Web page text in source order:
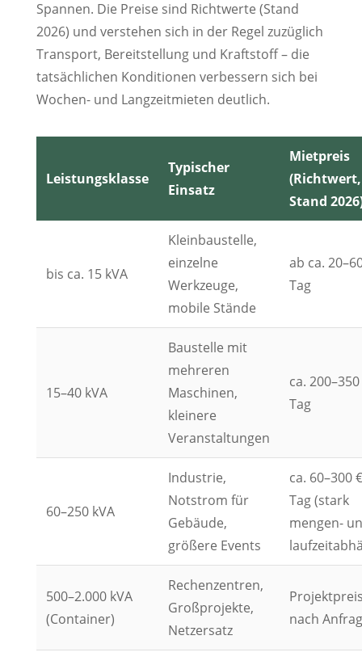
Spannen. Die Preise sind Richtwerte (Stand
2026) und verstehen sich in der Regel zuzüglich
Transport, Bereitstellung und Kraftstoff – die
tatsächlichen Konditionen verbessern sich bei
Wochen- und Langzeitmieten deutlich.
Leistungsklasse
Typischer
Einsatz
Mietpreis
(Richtwert,
Stand
bis ca. 15 kVA
Kleinbaustelle,
einzelne
Werkzeuge,
mobile Stände
ab ca.
Tag
15–40 kVA
Baustelle mit
mehreren
Maschinen,
kleinere
Veranstaltungen
ca.
Tag
60–250 kVA
Industrie,
Notstrom für
Gebäude,
größere Events
ca. 60–300
Tag (stark
mengen-
500–2.000 kVA
(Container)
Rechenzentren,
Großprojekte,
Netzersatz
nach